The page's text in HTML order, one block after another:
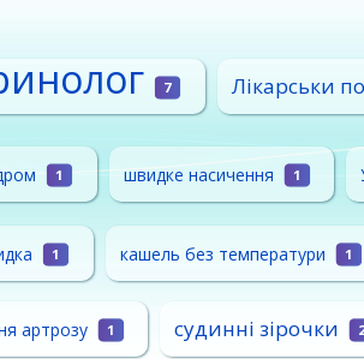
7 Лікарськи
1 швидке насичення 1
1 кашель без температури 1
артрозу 1 судинні зірочки